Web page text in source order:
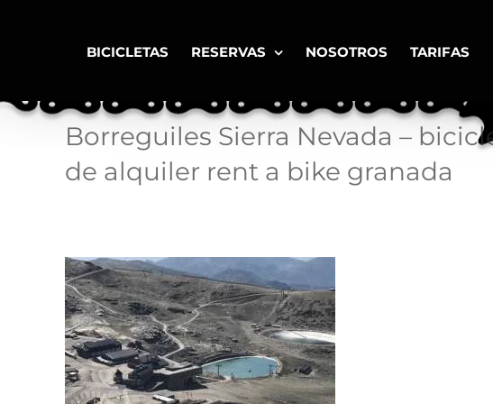
BICICLETAS RESERVAS NOSOTROS TARIFAS
Borreguiles Sierra Nevada –
de alquiler rent a bike granada